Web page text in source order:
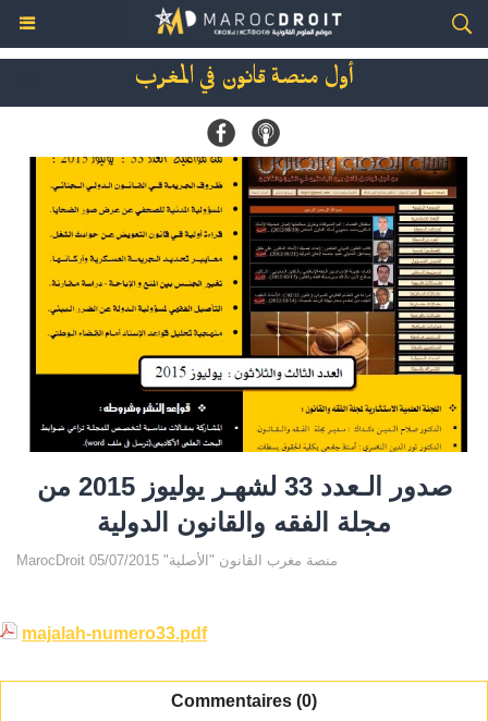
أول منصة قانون في المغرب
صدور الـعدد 33 لشهـر يوليوز 2015 من
مجلة الفقه والقانون الدولية
MarocDroit منصة مغرب القانون "الأصلية" 05/07/2015
majalah-numero33.pdf
Commentaires (0)